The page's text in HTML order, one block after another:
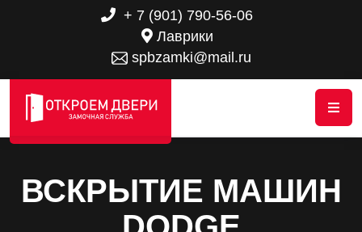
+ 7 (901) 790-56-06
Лаврики
spbzamki@mail.ru
ВСКРЫТИЕ МАШИН